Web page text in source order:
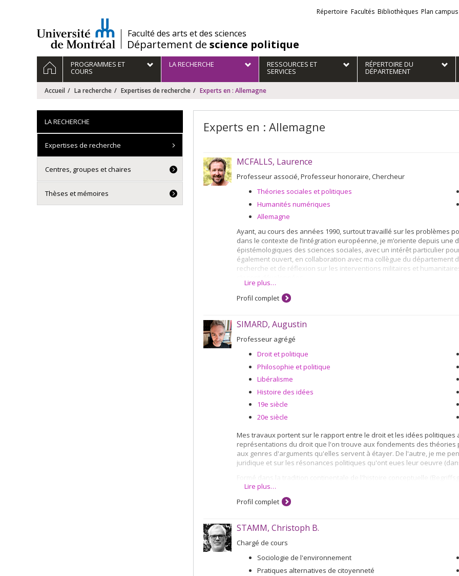
/Faculté des arts et des sciences
Département de science politique
Liens
externes
Répertoire Facultés Bibliothèques Plan campus
Navigation
principale
ACCUEILPROGRAMMES ET
COURS
LA RECHERCHE RESSOURCES ET
SERVICES
RÉPERTOIRE DU
DÉPARTEMENT
Accueil La recherche Expertises de recherche Experts en : Allemagne
Experts en : Allemagne
MCFALLS, Laurence
Professeur associé, Professeur honoraire, Chercheur
Théories sociales et politiques
Humanités numériques
Allemagne
Ayant, au cours des années 1990, surtout travaillé sur les problèmes
dans le contexte de l’intégration européenne, je m’oriente depuis
épistémologiques des sciences sociales, avec un intérêt particulier
également ouvert, en collaboration avec ma collègue du département
recherche et de réflexion sur les interventions militaires et
Fortement impliqué au Centre canadien d’études allemandes et
train de développer une école doctorale transatlantique sur le thème
Autres champs d'expertise
Théorie sociale
Politique et culture de la mémoire
Max Weber
Foucault
Politique européenne
Lire plus…
Profil complet
SIMARD, Augustin
Professeur agrégé
Droit et politique
Philosophie et politique
Libéralisme
Histoire des idées
19e siècle
20e siècle
Mes travaux portent sur le rapport entre le droit et les idées
représentations du droit que l'on trouve aux fondements des
aux genres d'arguments qu'elles servent à étayer. De l'autre, je me
juridique et sur les résonances politiques qu'ont eues leur oeuvre
Formé dans la tradition continentale de l'histoire conceptuelle
comparative, insistant sur la dynamique des transferts intellectuels,
présentement un travail de longue haleine sur la critique du
perspective transatlantique.
inscription dans des conjonctures spécifiques. Je fais le pari qu'en
ébranler leur évidence et les soumettre au jugement critique.
Lire plus…
Profil complet
STAMM, Christoph B.
Chargé de cours
Sociologie de l'environnement
Pratiques alternatives de citoyenneté
LA RECHERCHE
Expertises de recherche
Centres, groupes et chaires
Thèses et mémoires